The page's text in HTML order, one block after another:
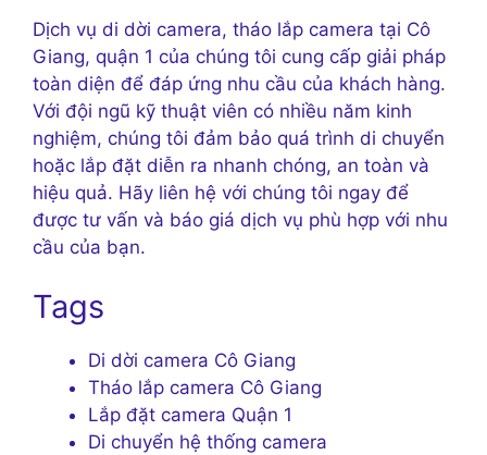
Dịch vụ di dời camera, tháo lắp camera tại Cô
Giang, quận 1 của chúng tôi cung cấp giải pháp
toàn diện để đáp ứng nhu cầu của khách hàng.
Với đội ngũ kỹ thuật viên có nhiều năm kinh
nghiệm, chúng tôi đảm bảo quá trình di chuyển
hoặc lắp đặt diễn ra nhanh chóng, an toàn và
hiệu quả. Hãy liên hệ với chúng tôi ngay để
được tư vấn và báo giá dịch vụ phù hợp với nhu
cầu của bạn.
Tags
Di dời camera Cô Giang
Tháo lắp camera Cô Giang
Lắp đặt camera Quận 1
Di chuyển hệ thống camera